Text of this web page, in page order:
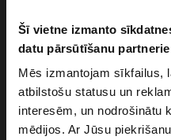
Šī vietne izmanto
datu pārsūtīšanu
Mēs izmantojam sīkfailus,
atbilstošu statusu un
interesēm, un nodrošinātu
mēdijos. Ar Jūsu